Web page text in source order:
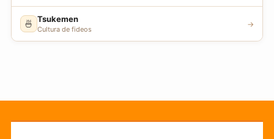
🍜 Tsukemen
Cultura de fideos
→